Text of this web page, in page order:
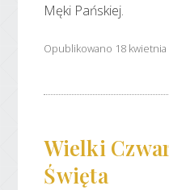
Męki Pańskiej.
Opublikowano 18 kwietnia
Wielki
Święta